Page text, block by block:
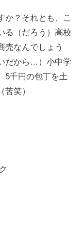
か？それとも、こ
る（だろう）高校
売なんでしょう
だから…）小中学
5千円の包丁を土
笑）